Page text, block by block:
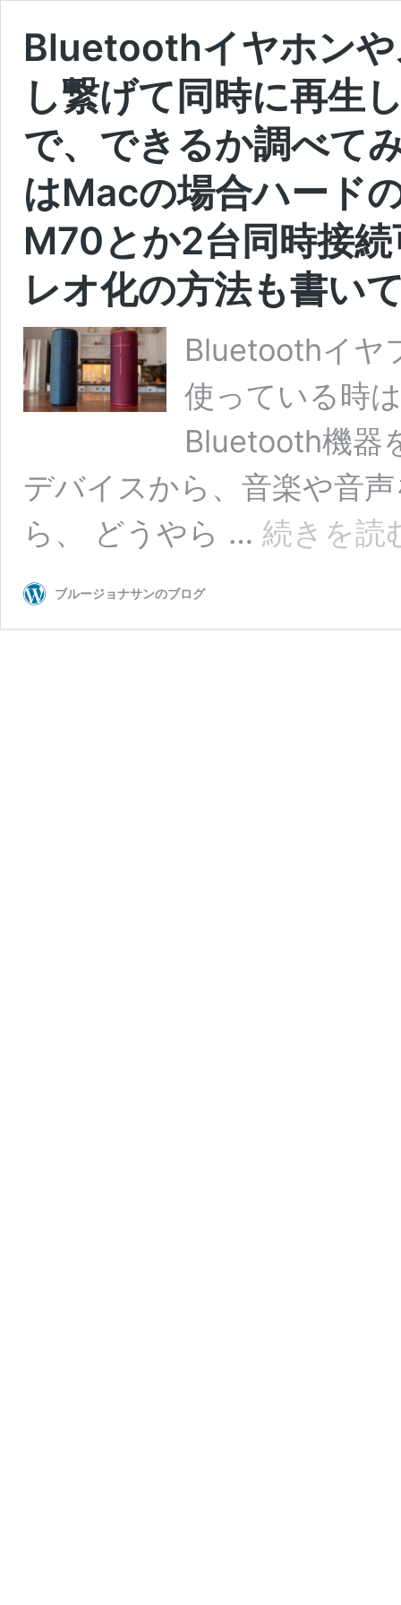
Bluetoothイヤホン
し繋げて同時に再生
で、できるか調べて
はMacの場合ハード
M70とか2台同時接
レオ化の方法も書い
Bluetoothイヤ
使っている時
Bluetooth機器
デバイスから、音楽や音
ら、 どうやら … 続きを読
ブルージョナサンのブログ